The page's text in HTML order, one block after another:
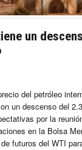
un
del petróleo
un descenso del
por la
en la Bolsa
futuros del WTI